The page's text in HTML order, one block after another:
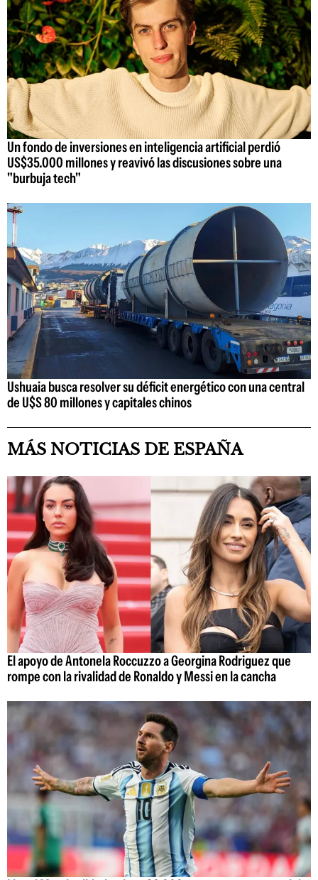
Un fondo de inversiones en inteligencia artificial perdió
US$35.000 millones y reavivó las discusiones sobre una
"burbuja tech"
Ushuaia busca resolver su déficit energético con una central
de U$S 80 millones y capitales chinos
MÁS NOTICIAS DE ESPAÑA
El apoyo de Antonela Roccuzzo a Georgina Rodriguez que
rompe con la rivalidad de Ronaldo y Messi en la cancha